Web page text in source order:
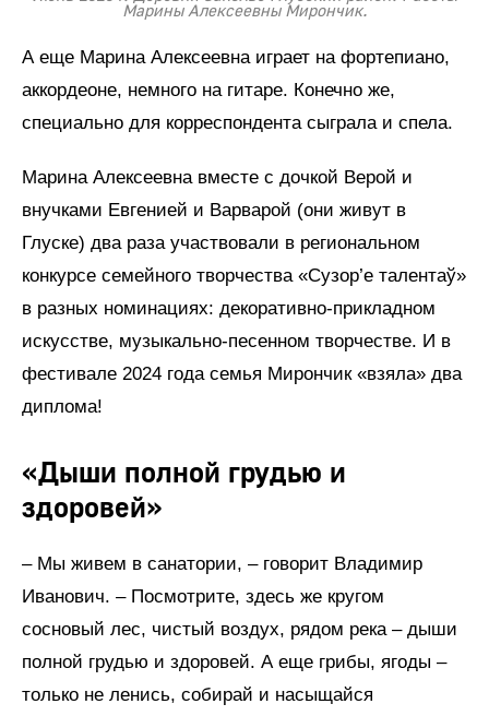
Марины Алексеевны Мирончик.
А еще Марина Алексеевна играет на фортепиано,
аккордеоне, немного на гитаре. Конечно же,
специально для корреспондента сыграла и спела.
Марина Алексеевна вместе с дочкой Верой и
внучками Евгенией и Варварой (они живут в
Глуске) два раза участвовали в региональном
конкурсе семейного творчества «Сузор’е талентаў»
в разных номинациях: декоративно-прикладном
искусстве, музыкально-песенном творчестве. И в
фестивале 2024 года семья Мирончик «взяла» два
диплома!
«Дыши полной грудью и
здоровей»
– Мы живем в санатории, – говорит Владимир
Иванович. – Посмотрите, здесь же кругом
сосновый лес, чистый воздух, рядом река – дыши
полной грудью и здоровей. А еще грибы, ягоды –
только не ленись, собирай и насыщайся